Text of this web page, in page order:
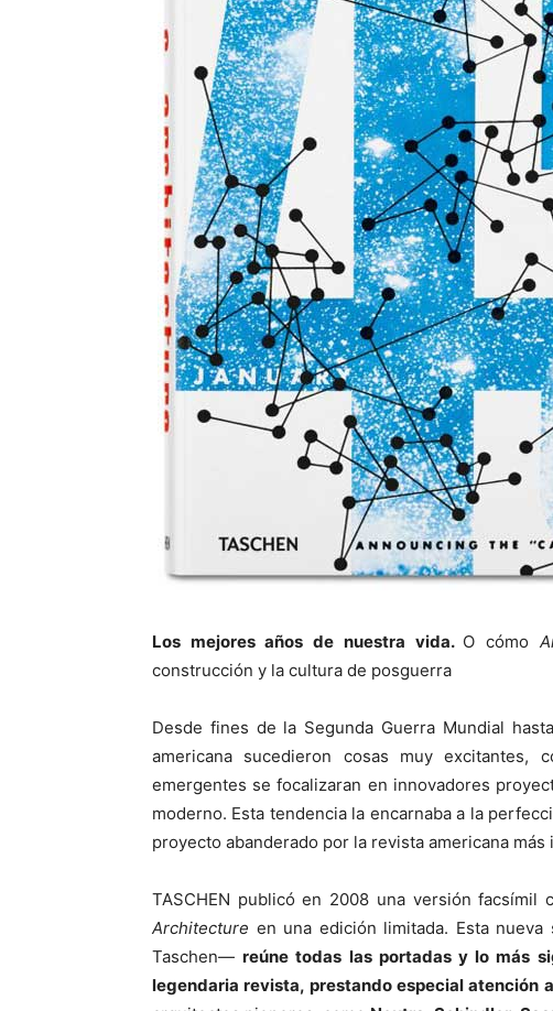
Los mejores años de nuestra vida. O cómo
construcción y la cultura de posguerra
Desde fines de la Segunda Guerra Mundial
americana sucedieron cosas muy
emergentes se focalizaran en innovadores
moderno. Esta tendencia la encarnaba a la
proyecto abanderado por la revista americana
TASCHEN publicó en 2008 una versión
Architecture en una edición limitada. Esta
Taschen—reúne todas las portadas y lo más
legendaria revista, prestando especial atención